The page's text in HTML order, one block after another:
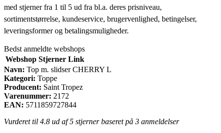
med stjerner fra 1 til 5 ud fra bl.a. deres prisniveau,
sortimentstørrelse, kundeservice, brugervenlighed, betingelser,
leveringsformer og betalingsmuligheder.
Bedst anmeldte webshops
Webshop Stjerner Link
Navn: Top m. slidser CHERRY L
Kategori: Toppe
Producent: Saint Tropez
Varenummer: 2172
EAN: 5711859727844
Vurderet til 4.8 ud af 5 stjerner baseret på 3 anmeldelser